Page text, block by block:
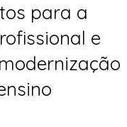
para a
e